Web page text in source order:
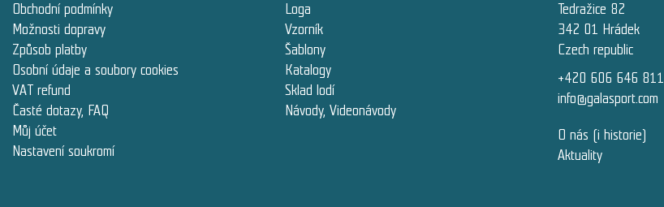
Obchodní podmínky
Možnosti dopravy
Způsob platby
Osobní údaje a soubory cookies
VAT refund
Časté dotazy, FAQ
Můj účet
Nastavení soukromí
Loga
Vzorník
Šablony
Katalogy
Sklad lodí
Návody, Videonávody
Tedražice 82
342 01 Hrádek
Czech republic
+420 606 646 811
info@galasport.com
O nás (i historie)
Aktuality